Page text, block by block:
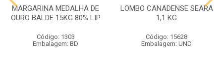
MARGARINA MEDALHA DE
OURO BALDE 15KG 80% LIP
Código: 1303
Embalagem: BD
LOMBO CANADENSE SEARA
1,1 KG
Código: 15628
Embalagem: UND